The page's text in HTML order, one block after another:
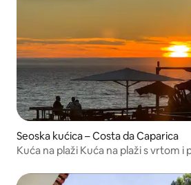
Seoska kućica – Costa da Caparica
Kuća na plaži Kuća na plaži s vrtom